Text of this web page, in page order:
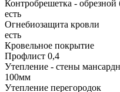
Контробрешетка - обрезной
есть
Огнебиозащита кровли
есть
Кровельное покрытие
Профлист 0,4
Утепление - стены
100мм
Утепление перегородок